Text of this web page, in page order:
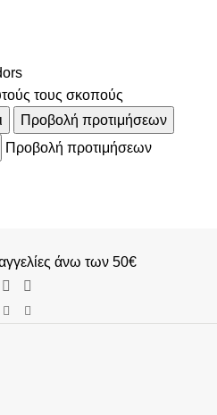
τους σκοπούς
Προβολή προτιμήσεων
Προβολή προτιμήσεων
άνω των 50€